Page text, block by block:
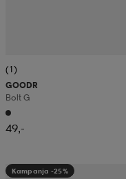
(1)
GOODR
Bolt G
49,-
Kampanja -25%